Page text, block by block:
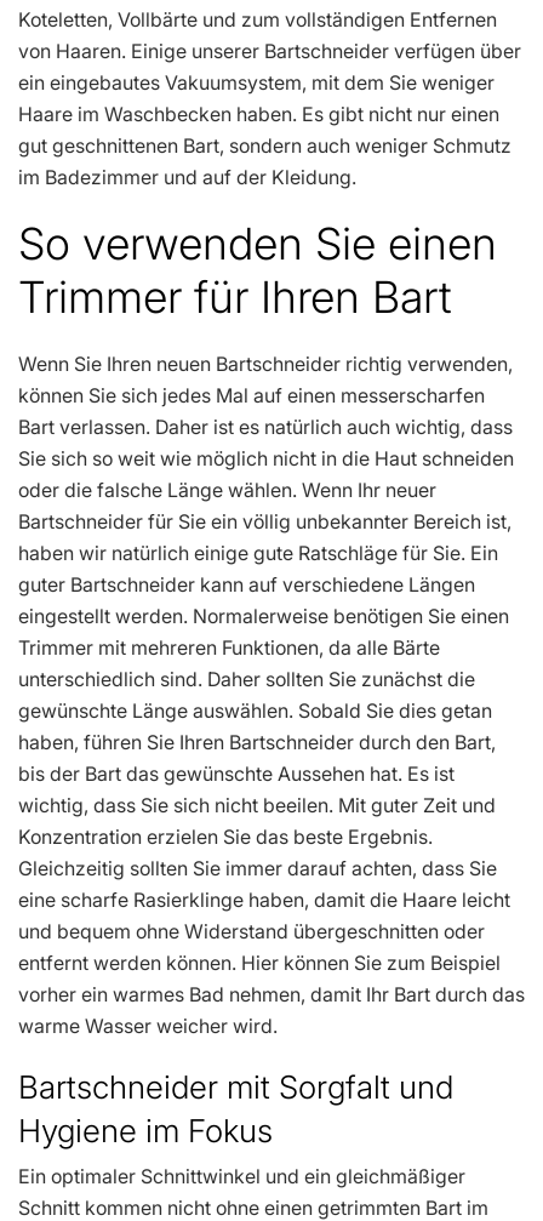
Koteletten, Vollbärte und zum vollständigen Entfernen
von Haaren. Einige unserer Bartschneider verfügen über
ein eingebautes Vakuumsystem, mit dem Sie weniger
Haare im Waschbecken haben. Es gibt nicht nur einen
gut geschnittenen Bart, sondern auch weniger Schmutz
im Badezimmer und auf der Kleidung.
So verwenden Sie einen
Trimmer für Ihren Bart
Wenn Sie Ihren neuen Bartschneider richtig verwenden,
können Sie sich jedes Mal auf einen messerscharfen
Bart verlassen. Daher ist es natürlich auch wichtig, dass
Sie sich so weit wie möglich nicht in die Haut schneiden
oder die falsche Länge wählen. Wenn Ihr neuer
Bartschneider für Sie ein völlig unbekannter Bereich ist,
haben wir natürlich einige gute Ratschläge für Sie. Ein
guter Bartschneider kann auf verschiedene Längen
eingestellt werden. Normalerweise benötigen Sie einen
Trimmer mit mehreren Funktionen, da alle Bärte
unterschiedlich sind. Daher sollten Sie zunächst die
gewünschte Länge auswählen. Sobald Sie dies getan
haben, führen Sie Ihren Bartschneider durch den Bart,
bis der Bart das gewünschte Aussehen hat. Es ist
wichtig, dass Sie sich nicht beeilen. Mit guter Zeit und
Konzentration erzielen Sie das beste Ergebnis.
Gleichzeitig sollten Sie immer darauf achten, dass Sie
eine scharfe Rasierklinge haben, damit die Haare leicht
und bequem ohne Widerstand übergeschnitten oder
entfernt werden können. Hier können Sie zum Beispiel
vorher ein warmes Bad nehmen, damit Ihr Bart durch das
warme Wasser weicher wird.
Bartschneider mit Sorgfalt und
Hygiene im Fokus
Ein optimaler Schnittwinkel und ein gleichmäßiger
Schnitt kommen nicht ohne einen getrimmten Bart im